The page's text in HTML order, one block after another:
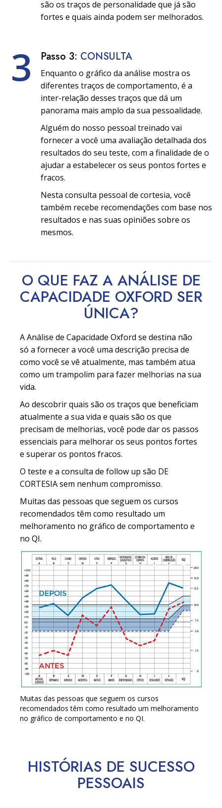
são os traços de personalidade que já são
fortes e quais ainda podem ser melhorados.
3 Passo 3: CONSULTA
Enquanto o gráfico da análise mostra os
diferentes traços de comportamento, é a
inter-relação desses traços que dá um
panorama mais amplo da sua pessoalidade.
Alguém do nosso pessoal treinado vai
fornecer a você uma avaliação detalhada dos
resultados do seu teste, com a finalidade de o
ajudar a estabelecer os seus pontos fortes e
fracos.
Nesta consulta pessoal de cortesia, você
também recebe recomendações com base nos
resultados e nas suas opiniões sobre os
mesmos.
O QUE FAZ A ANÁLISE DE
CAPACIDADE OXFORD SER
ÚNICA?
A Análise de Capacidade Oxford se destina não
só a fornecer a você uma descrição precisa de
como você se vê atualmente, mas também atua
como um trampolim para fazer melhorias na sua
vida.
Ao descobrir quais são os traços que beneficiam
atualmente a sua vida e quais são os que
precisam de melhorias, você pode dar os passos
essenciais para melhorar os seus pontos fortes
e superar os pontos fracos.
O teste e a consulta de follow up são DE
CORTESIA sem nenhum compromisso.
Muitas das pessoas que seguem os cursos
recomendados têm como resultado um
melhoramento no gráfico de comportamento e
no QI.
Muitas das pessoas que seguem os cursos
recomendados têm como resultado um melhoramento
no gráfico de comportamento e no QI.
HISTÓRIAS DE SUCESSO
PESSOAIS